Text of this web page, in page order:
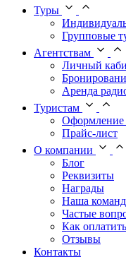
Туры
Групповые
Агентствам
Личный
Аренда
Туристам
Оформление
Прайс-лист
О компании
Блог
Реквизиты
Награды
Наша
Частые
Как оплатить
Отзывы
Контакты